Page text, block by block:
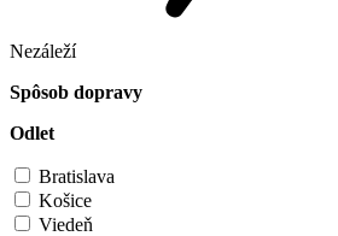
Nezáleží
Spôsob dopravy
Odlet
Bratislava
Košice
Viedeň